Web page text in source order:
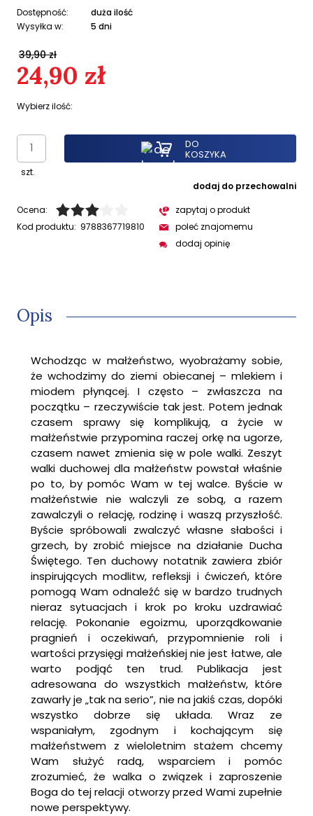
Dostępność:
duża ilość
Wysyłka w:
5 dni
24,90 zł
Wybierz ilość:
39,90 zł
szt.
DO
KOSZYKA
dodaj do przechowalni
Ocena:
Kod produktu: 9788367719810
zapytaj o produkt
poleć znajomemu
dodaj opinię
Opis
Wchodząc w małżeństwo, wyobrażamy sobie,
że wchodzimy do ziemi obiecanej – mlekiem i
miodem płynącej. I często – zwłaszcza na
początku – rzeczywiście tak jest. Potem jednak
czasem sprawy się komplikują, a życie w
małżeństwie przypomina raczej orkę na ugorze,
czasem nawet zmienia się w pole walki. Zeszyt
walki duchowej dla małżeństw powstał właśnie
po to, by pomóc Wam w tej walce. Byście w
małżeństwie nie walczyli ze sobą, a razem
zawalczyli o relację, rodzinę i waszą przyszłość.
Byście spróbowali zwalczyć własne słabości i
grzech, by zrobić miejsce na działanie Ducha
Świętego. Ten duchowy notatnik zawiera zbiór
inspirujących modlitw, refleksji i ćwiczeń, które
pomogą Wam odnaleźć się w bardzo trudnych
nieraz sytuacjach i krok po kroku uzdrawiać
relację. Pokonanie egoizmu, uporządkowanie
pragnień i oczekiwań, przypomnienie roli i
wartości przysięgi małżeńskiej nie jest łatwe, ale
warto podjąć ten trud. Publikacja jest
adresowana do wszystkich małżeństw, które
zawarły je „tak na serio”, nie na jakiś czas, dopóki
wszystko dobrze się układa. Wraz ze
wspaniałym, zgodnym i kochającym się
małżeństwem z wieloletnim stażem chcemy
Wam służyć radą, wsparciem i pomóc
zrozumieć, że walka o związek i zaproszenie
Boga do tej relacji otworzy przed Wami zupełnie
nowe perspektywy.